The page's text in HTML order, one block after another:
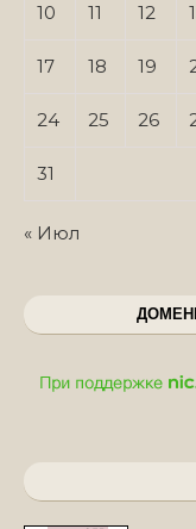
10 11 12
17 18 19
24 25 26
31
« Июл